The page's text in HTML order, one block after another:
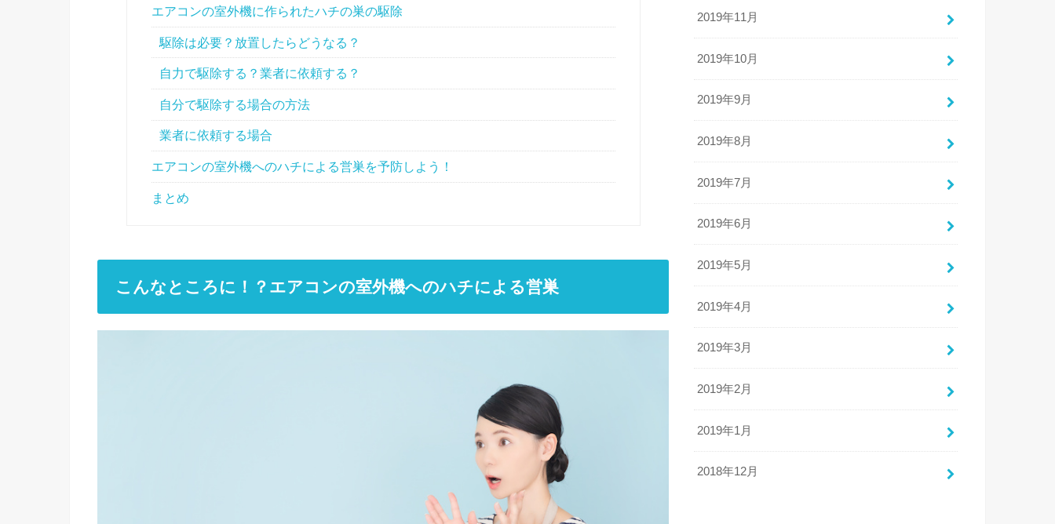
エアコンの室外機に作られたハチの巣の駆除
駆除は必要？放置したらどうなる？
自力で駆除する？業者に依頼する？
自分で駆除する場合の方法
業者に依頼する場合
エアコンの室外機へのハチによる営巣を予防しよう！
まとめ
こんなところに！？エアコンの室外機へのハチによる営巣
2019年11月
2019年10月
2019年9月
2019年8月
2019年7月
2019年6月
2019年5月
2019年4月
2019年3月
2019年2月
2019年1月
2018年12月